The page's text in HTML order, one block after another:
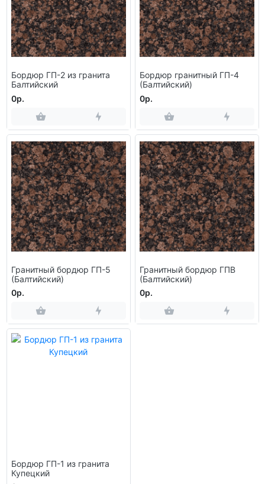
Бордюр ГП-2 из гранита
Балтийский
0р.
Бордюр гранитный ГП-4
(Балтийский)
0р.
Гранитный бордюр ГП-5
(Балтийский)
0р.
Гранитный бордюр ГПВ
(Балтийский)
0р.
Бордюр ГП-1 из гранита
Купецкий